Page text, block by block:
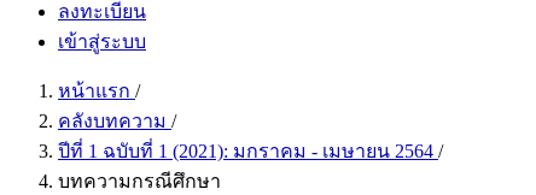
ลงทะเบียน
เข้าสู่ระบบ
หน้าแรก /
คลังบทความ /
ปีที่ 1 ฉบับที่ 1 (2021): มกราคม - เมษายน 2564 /
บทความกรณีศึกษา